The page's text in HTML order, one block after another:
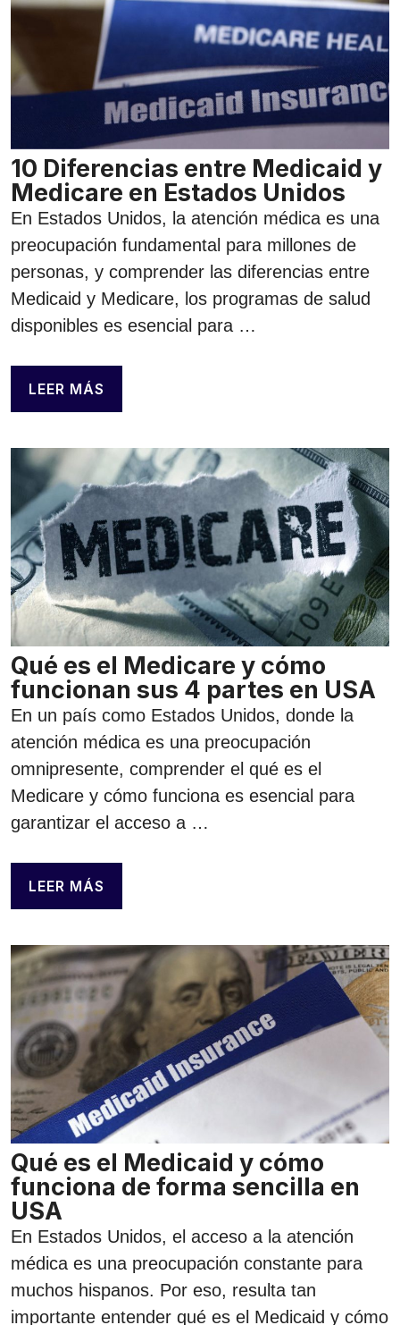
10 Diferencias entre Medicaid y
Medicare en Estados Unidos
En Estados Unidos, la atención médica es una
preocupación fundamental para millones de
personas, y comprender las diferencias entre
Medicaid y Medicare, los programas de salud
disponibles es esencial para …
LEER MÁS
Qué es el Medicare y cómo
funcionan sus 4 partes en USA
En un país como Estados Unidos, donde la
atención médica es una preocupación
omnipresente, comprender el qué es el
Medicare y cómo funciona es esencial para
garantizar el acceso a …
LEER MÁS
Qué es el Medicaid y cómo
funciona de forma sencilla en
USA
En Estados Unidos, el acceso a la atención
médica es una preocupación constante para
muchos hispanos. Por eso, resulta tan
importante entender qué es el Medicaid y cómo